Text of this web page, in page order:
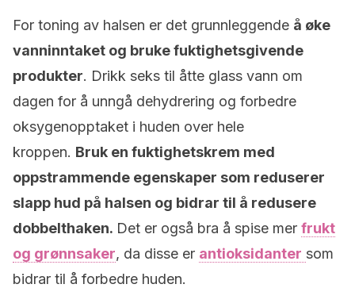
For toning av halsen er det grunnleggende å øke
vanninntaket og bruke fuktighetsgivende
produkter. Drikk seks til åtte glass vann om
dagen for å unngå dehydrering og forbedre
oksygenopptaket i huden over hele
kroppen. Bruk en fuktighetskrem med
oppstrammende egenskaper som reduserer
slapp hud på halsen og bidrar til å redusere
dobbelthaken. Det er også bra å spise mer frukt
og grønnsaker, da disse er antioksidanter som
bidrar til å forbedre huden.